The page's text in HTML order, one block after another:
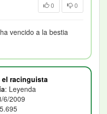
0 0
vencido a la bestia
racinguista
: Leyenda
6/2009